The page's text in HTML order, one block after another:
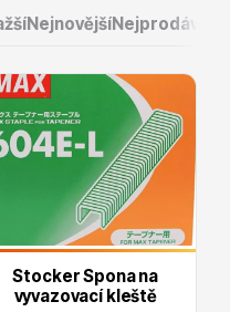
Nejnovější
Stocker Spona na
vyvazovací kleště